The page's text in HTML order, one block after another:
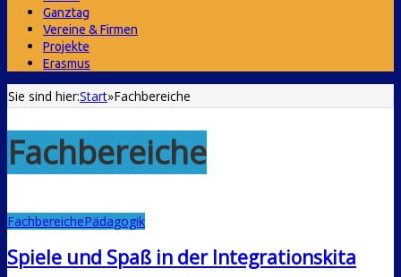
Ganztag
Vereine & Firmen
Projekte
Erasmus
Sie sind hier:Start»Fachbereiche
Fachbereiche
FachbereichePädagogik
Spiele und Spaß in der Integrationskita